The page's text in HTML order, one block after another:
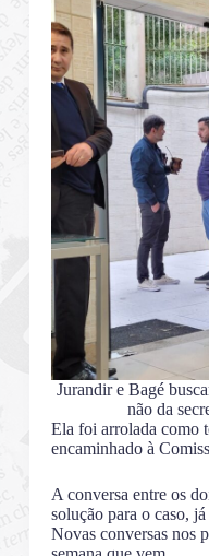
Jurandir e Bagé
não da
Ela foi arrolada como
encaminhado à
A conversa entre os
solução para o caso,
Novas conversas nos